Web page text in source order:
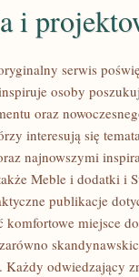
i
serwis
osoby
oraz
interesują się
najnowszymi
Meble i dodatki i
publikacje
komfortowe miejsce
Każdy odwiedzający